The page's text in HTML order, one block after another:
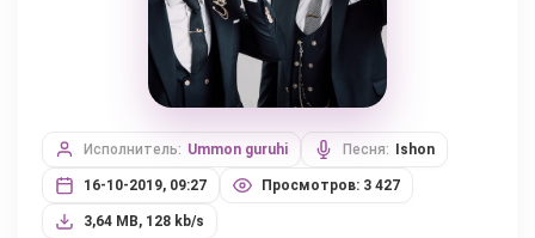
Исполнитель: Ummon guruhi Песня: Ishon
16-10-2019, 09:27 Просмотров: 3 427
3,64 MB, 128 kb/s